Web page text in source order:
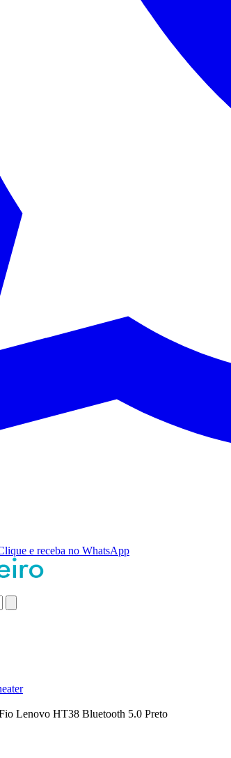
e receba no WhatsApp
Lenovo HT38 Bluetooth 5.0 Preto